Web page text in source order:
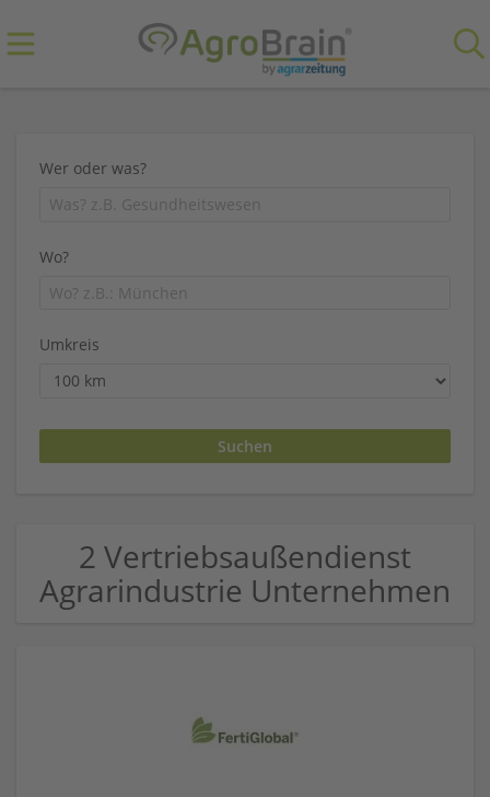
Wer oder was?
Wo?
Umkreis
2 Vertriebsaußendienst
Agrarindustrie Unternehmen